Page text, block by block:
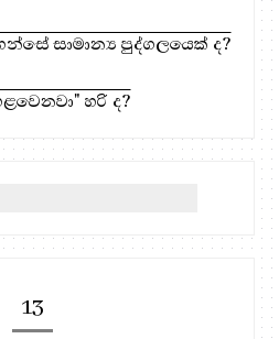
සාමාන්‍ය පුද්ගලයෙක් ද?
හරි ද?
13